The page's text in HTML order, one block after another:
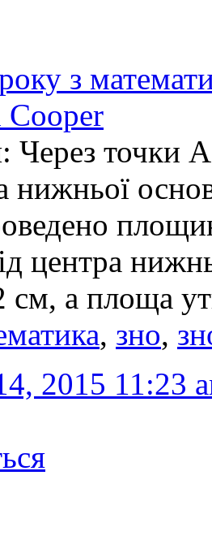
з
Cooper
Через точки
нижньої
центра
см, а площа
, зно,
2015 11:23